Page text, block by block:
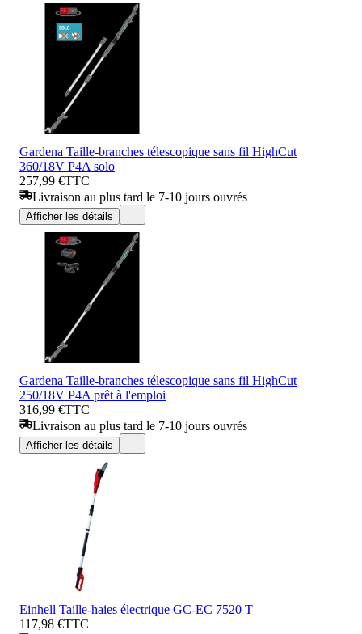
Gardena Taille-branches télescopique sans fil HighCut
360/18V P4A solo
257,99 €TTC
Livraison au plus tard le 7-10 jours ouvrés
Afficher les détails
Gardena Taille-branches télescopique sans fil HighCut
250/18V P4A prêt à l'emploi
316,99 €TTC
Livraison au plus tard le 7-10 jours ouvrés
Afficher les détails
Einhell Taille-haies électrique GC-EC 7520 T
117,98 €TTC